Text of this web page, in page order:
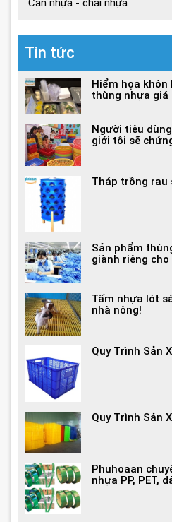
Can nhựa - chai nhựa
Tin tức
Hiểm họa
thùng nhựa giá
Người tiêu
giới tôi sẽ
Tháp trồng rau
Sản phẩm
giành riêng
Tấm nhựa lót
nhà nông!
Quy Trình Sản
Quy Trình Sản
Phuhoaan
nhựa PP, PET,